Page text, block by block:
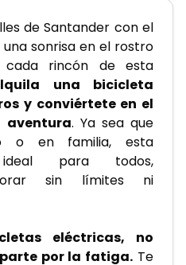
de Santander con el
sonrisa en el rostro
cada rincón de esta
una bicicleta
y conviértete en el
aventura. Ya sea que
o en familia, esta
para todos,
sin límites ni
eléctricas, no
por la fatiga. Te